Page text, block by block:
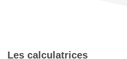
Les calculatrices